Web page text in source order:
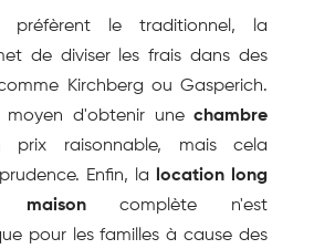
de diviser les frais dans des
Kirchberg ou Gasperich.
moyen d'obtenir une chambre
raisonnable, mais cela
Enfin, la
location long
maison complète n'est
pour les familles à cause des